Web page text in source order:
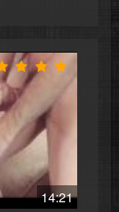
14:21